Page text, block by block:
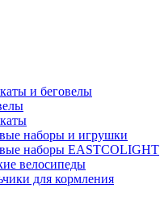
и беговелы
наборы и игрушки
наборы EASTCOLIGHT
велосипеды
для кормления